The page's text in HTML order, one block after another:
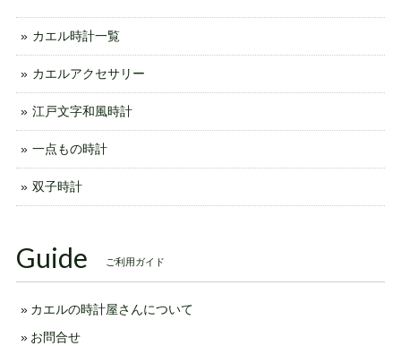
カエル時計一覧
カエルアクセサリー
江戸文字和風時計
一点もの時計
双子時計
Guide ご利用ガイド
カエルの時計屋さんについて
お問合せ